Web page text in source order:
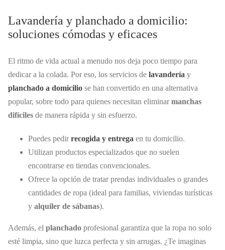
Lavandería y planchado a domicilio:
soluciones cómodas y eficaces
El ritmo de vida actual a menudo nos deja poco tiempo para
dedicar a la colada. Por eso, los servicios de lavandería y
planchado a domicilio se han convertido en una alternativa
popular, sobre todo para quienes necesitan eliminarmanchas
difíciles de manera rápida y sin esfuerzo.
Puedes pedirrecogida y entrega en tu domicilio.
Utilizan productos especializados que no suelen
encontrarse en tiendas convencionales.
Ofrece la opción de tratar prendas individuales o grandes
cantidades de ropa (ideal para familias, viviendas turísticas
y alquiler de sábanas).
Además, el planchado profesional garantiza que la ropa no solo
esté limpia, sino que luzca perfecta y sin arrugas. ¿Te imaginas